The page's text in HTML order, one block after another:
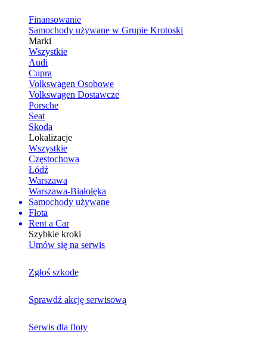
Finansowanie
Samochody używane w Grupie Krotoski
Marki
Wszystkie
Audi
Cupra
Volkswagen Osobowe
Volkswagen Dostawcze
Porsche
Seat
Skoda
Lokalizacje
Wszystkie
Częstochowa
Łódź
Warszawa
Warszawa-Białołęka
Samochody używane
Flota
Rent a Car
Szybkie kroki
Umów się na serwis
Zgłoś szkodę
Sprawdź akcję serwisową
Serwis dla floty